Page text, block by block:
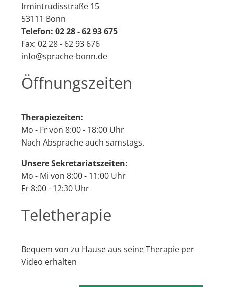
Irmintrudisstraße 15
53111 Bonn
Telefon: 02 28 - 62 93 675
Fax: 02 28 - 62 93 676
info@sprache-bonn.de
Öffnungszeiten
Therapiezeiten:
Mo - Fr von 8:00 - 18:00 Uhr
Nach Absprache auch samstags.
Unsere Sekretariatszeiten:
Mo - Mi von 8:00 - 11:00 Uhr
Fr 8:00 - 12:30 Uhr
Teletherapie
Bequem von zu Hause aus seine Therapie per
Video erhalten